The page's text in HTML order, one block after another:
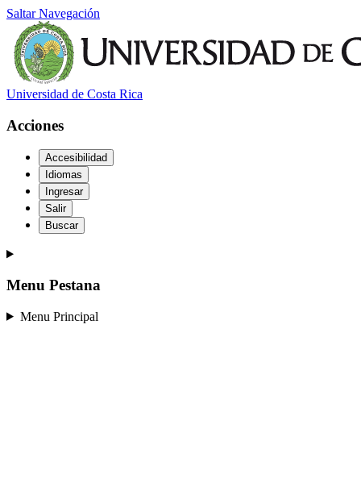
Saltar Navegación
Universidad de Costa Rica
Acciones
Accesibilidad
Idiomas
Ingresar
Salir
Buscar
Menu Pestana
Menu Principal